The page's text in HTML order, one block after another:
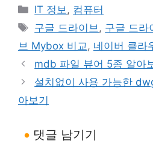
카
테
고
리
IT 정보 , 컴퓨터
태
그
구글 드라이브 , 구글 드라
브 Mybox 비교 , 네이버 클라
mdb 파일 뷰어 5종 알아
설치없이 사용 가능한
아보기
댓글 남기기